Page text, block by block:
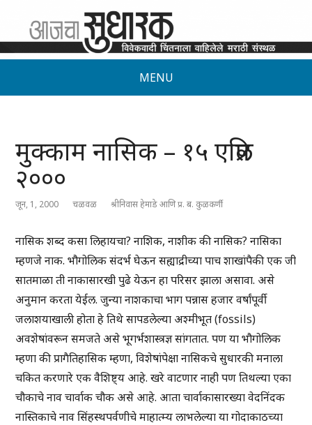
MENU
मुक्काम नासिक – १५ एप्रिल
२०००
जून, 1, 2000 चळवळ श्रीनिवास हेमाडे आणि प्र. ब. कुळकर्णी
नासिक शब्द कसा लिहायचा? नाशिक, नाशीक की नासिक? नासिका
म्हणजे नाक. भौगोलिक संदर्भ घेऊन सह्याद्रीच्या पाच शाखांपैकी एक जी
सातमाळा ती नाकासारखी पुढे येऊन हा परिसर झाला असावा. असे
अनुमान करता येईल. जुन्या नाशकाचा भाग पन्नास हजार वर्षांपूर्वी
जलाशयाखाली होता हे तिथे सापडलेल्या अश्मीभूत (fossils)
अवशेषांवरून समजते असे भूगर्भशास्त्रज्ञ सांगतात. पण या भौगोलिक
म्हणा की प्रागैतिहासिक म्हणा, विशेषांपेक्षा नासिकचे सुधारकी मनाला
चकित करणारे एक वैशिष्ट्य आहे. खरे वाटणार नाही पण तिथल्या एका
चौकाचे नाव चार्वाक चौक असे आहे. आता चार्वाकासारख्या वेदनिंदक
नास्तिकाचे नाव सिंहस्थपर्वणीचे माहात्म्य लाभलेल्या या गोदाकाठच्या